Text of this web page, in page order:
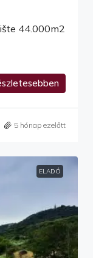
44.000m2
5 hónap ezelőtt
ELADÓ